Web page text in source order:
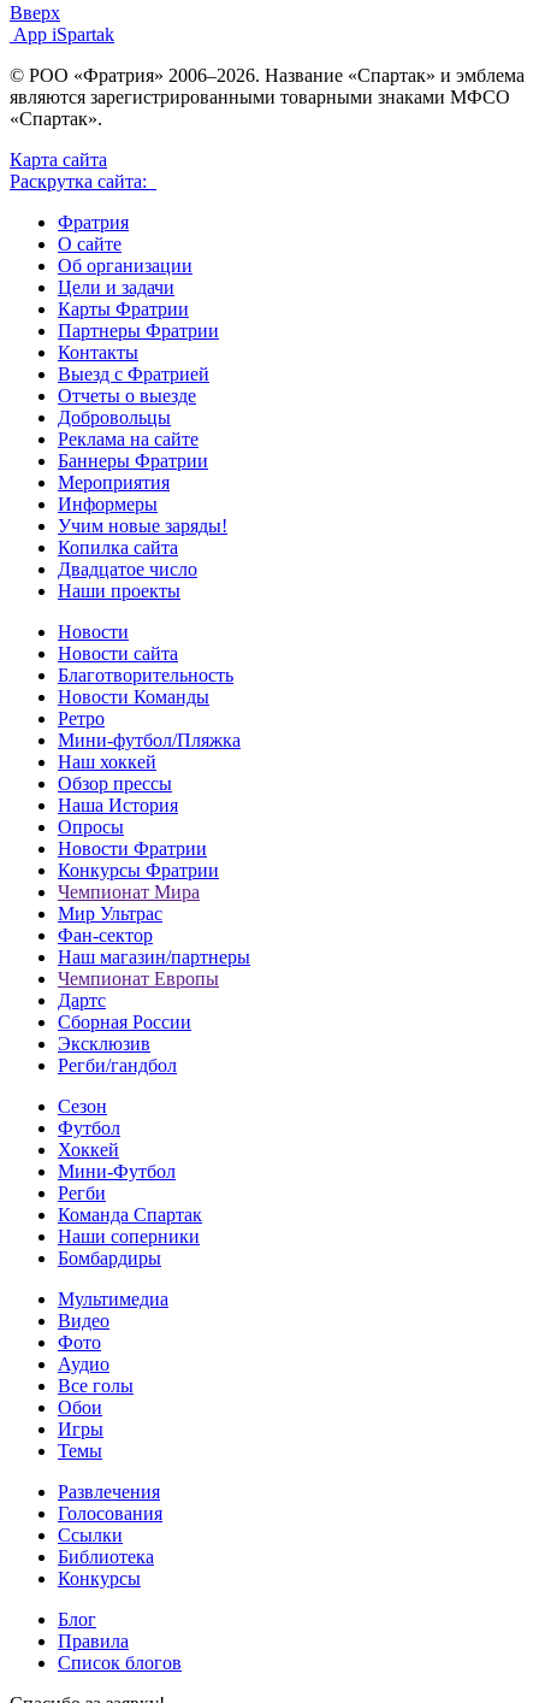
Вверх
App iSpartak
© РОО «Фратрия» 2006–2026. Название «Спартак» и эмблема
являются зарегистрированными товарными знаками МФСО
«Спартак».
Карта сайта
Раскрутка сайта:
Фратрия
О сайте
Об организации
Цели и задачи
Карты Фратрии
Партнеры Фратрии
Контакты
Выезд с Фратрией
Отчеты о выезде
Добровольцы
Реклама на сайте
Баннеры Фратрии
Мероприятия
Информеры
Учим новые заряды!
Копилка сайта
Двадцатое число
Наши проекты
Новости
Новости сайта
Благотворительность
Новости Команды
Ретро
Мини-футбол/Пляжка
Наш хоккей
Обзор прессы
Наша История
Опросы
Новости Фратрии
Конкурсы Фратрии
Чемпионат Мира
Мир Ультрас
Фан-cектор
Наш магазин/партнеры
Чемпионат Европы
Дартс
Сборная России
Эксклюзив
Регби/гандбол
Сезон
Футбол
Хоккей
Мини-Футбол
Регби
Команда Спартак
Наши соперники
Бомбардиры
Мультимедиа
Видео
Фото
Аудио
Все голы
Обои
Игры
Темы
Развлечения
Голосования
Ссылки
Библиотека
Конкурсы
Блог
Правила
Список блогов